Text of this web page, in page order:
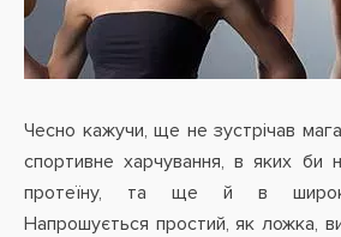
Чесно кажучи, ще не зустрічав
спортивне харчування, в яких би
протеїну, та ще й в
Напрошується простий, як ложка,